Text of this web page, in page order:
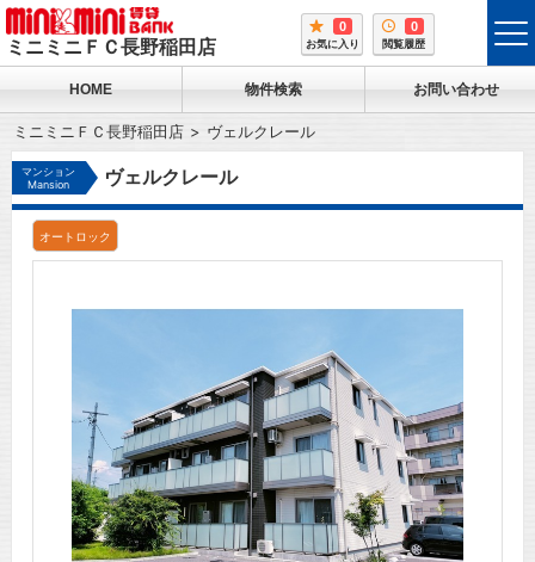
ミニミニＦＣ長野稲田店
0
お気に入り
0
閲覧履歴
HOME 物件検索 お問い合わせ
ミニミニＦＣ長野稲田店 ヴェルクレール
マンション
Mansion
ヴェルクレール
オートロック